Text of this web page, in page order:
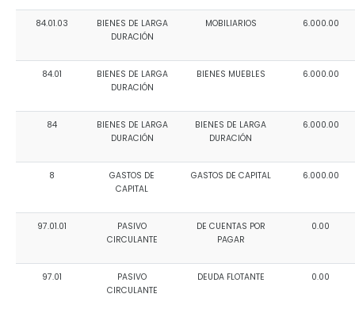
84.01.03
BIENES DE LARGA
DURACIÓN
MOBILIARIOS 6.000.00
84.01
BIENES DE LARGA
DURACIÓN
BIENES MUEBLES 6.000.00
84
BIENES DE LARGA
DURACIÓN
BIENES DE LARGA
DURACIÓN
6.000.00
8
GASTOS DE
CAPITAL
GASTOS DE CAPITAL 6.000.00
97.01.01
PASIVO
CIRCULANTE
DE CUENTAS POR
PAGAR
0.00
97.01
PASIVO
CIRCULANTE
DEUDA FLOTANTE 0.00